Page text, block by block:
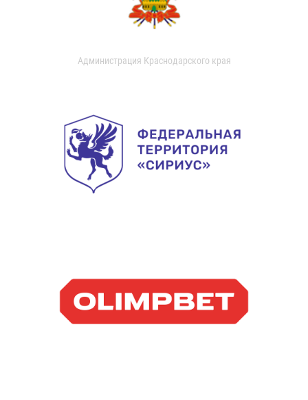
Администрация Краснодарского края